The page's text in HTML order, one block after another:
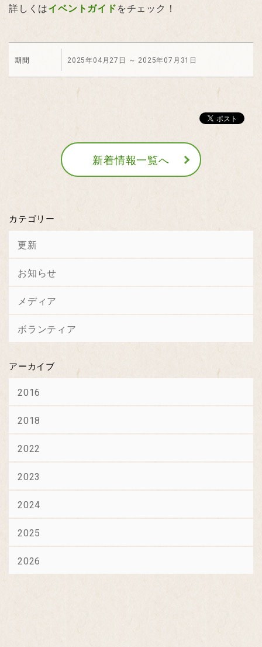
詳しくはイベントガイドをチェック！
期間 2025年04月27日 ～ 2025年07月31日
新着情報一覧へ
カテゴリー
更新
お知らせ
メディア
ボランティア
アーカイブ
2016
2018
2022
2023
2024
2025
2026